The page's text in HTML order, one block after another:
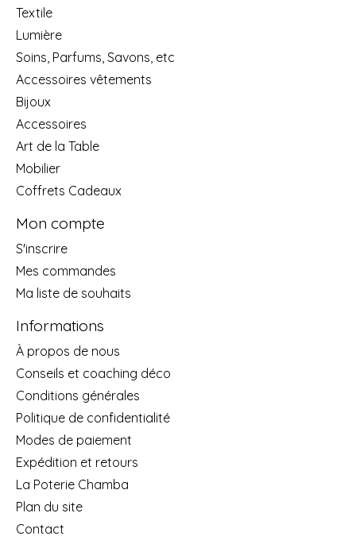
Textile
Lumière
Soins, Parfums, Savons, etc
Accessoires vêtements
Bijoux
Accessoires
Art de la Table
Mobilier
Coffrets Cadeaux
Mon compte
S'inscrire
Mes commandes
Ma liste de souhaits
Informations
À propos de nous
Conseils et coaching déco
Conditions générales
Politique de confidentialité
Modes de paiement
Expédition et retours
La Poterie Chamba
Plan du site
Contact